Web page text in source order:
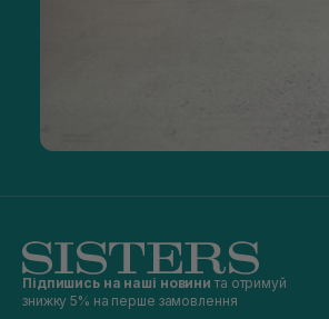
Підпишись на наші новини та отримуй
знижку 5% на перше замовлення